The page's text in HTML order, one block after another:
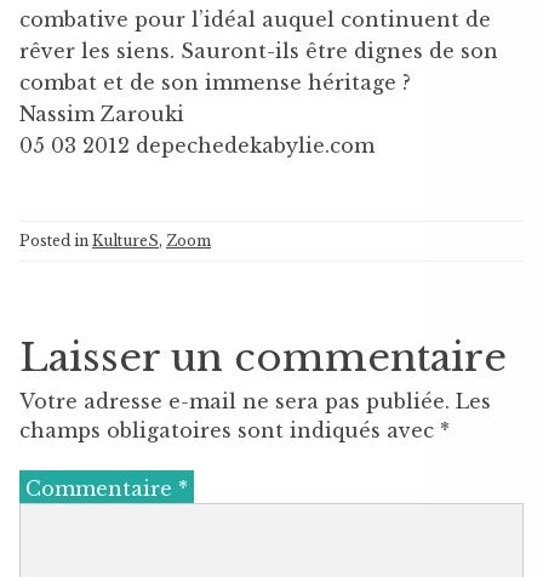
combative pour l’idéal auquel continuent de
rêver les siens. Sauront-ils être dignes de son
combat et de son immense héritage ?
Nassim Zarouki
05 03 2012 depechedekabylie.com
Posted in KultureS, Zoom
Laisser un commentaire
Votre adresse e-mail ne sera pas publiée. Les
champs obligatoires sont indiqués avec *
Commentaire *